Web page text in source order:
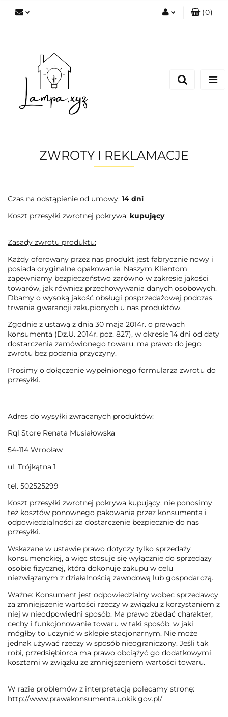
(0)
ZWROTY I REKLAMACJE
Czas na odstąpienie od umowy: 14 dni
Koszt przesyłki zwrotnej pokrywa: kupujący
Zasady zwrotu produktu:
Każdy oferowany przez nas produkt jest fabrycznie nowy i
posiada oryginalne opakowanie. Naszym Klientom
zapewniamy bezpieczeństwo zarówno w zakresie jakości
towarów, jak również przechowywania danych osobowych.
Dbamy o wysoką jakość obsługi posprzedażowej podczas
trwania gwarancji zakupionych u nas produktów.
Zgodnie z ustawą z dnia 30 maja 2014r. o prawach
konsumenta (Dz.U. 2014r. poz. 827), w okresie 14 dni od daty
dostarczenia zamówionego towaru, ma prawo do jego
zwrotu bez podania przyczyny.
Prosimy o dołączenie wypełnionego formularza zwrotu do
przesyłki.
Adres do wysyłki zwracanych produktów:
Rql Store Renata Musiałowska
54-114 Wrocław
ul. Trójkątna 1
tel. 502525299
Koszt przesyłki zwrotnej pokrywa kupujący, nie ponosimy
też kosztów ponownego pakowania przez konsumenta i
odpowiedzialności za dostarczenie bezpiecznie do nas
przesyłki.
Wskazane w ustawie prawo dotyczy tylko sprzedaży
konsumenckiej, a więc stosuje się wyłącznie do sprzedaży
osobie fizycznej, która dokonuje zakupu w celu
niezwiązanym z działalnością zawodową lub gospodarczą.
Ważne: Konsument jest odpowiedzialny wobec sprzedawcy
za zmniejszenie wartości rzeczy w związku z korzystaniem z
niej w nieodpowiedni sposób. Ma prawo zbadać charakter,
cechy i funkcjonowanie towaru w taki sposób, w jaki
mógłby to uczynić w sklepie stacjonarnym. Nie może
jednak używać rzeczy w sposób nieograniczony. Jeśli tak
robi, przedsiębiorca ma prawo obciążyć go dodatkowymi
kosztami w związku ze zmniejszeniem wartości towaru.
W razie problemów z interpretacją polecamy stronę:
http://www.prawakonsumenta.uokik.gov.pl/